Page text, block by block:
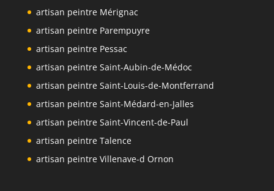
artisan peintre Mérignac
artisan peintre Parempuyre
artisan peintre Pessac
artisan peintre Saint-Aubin-de-Médoc
artisan peintre Saint-Louis-de-Montferrand
artisan peintre Saint-Médard-en-Jalles
artisan peintre Saint-Vincent-de-Paul
artisan peintre Talence
artisan peintre Villenave-d Ornon